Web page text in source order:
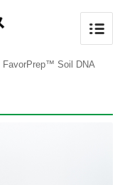
FavorPrep™ Soil DNA